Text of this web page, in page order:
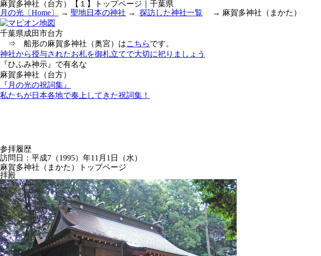
麻賀多神社（台方）【１】トップページ｜千葉県
月の光〔Home〕
→ 聖地日本の神社 → 探訪した神社一覧 → 麻賀多神社（まかた）
千葉県成田市台方
⇒ 船形の麻賀多神社（奥宮）はこちらです。
神社から授与されたお札を御札立てで大切に祀りましょう
『ひふみ神示』で有名な
麻賀多神社（台方）
『月の光の祝詞集』
私たちが日本各地で奏上してきた祝詞集！
参拝履歴
訪問日：平成7（1995）年11月1日（水）
麻賀多神社（まかた）トップページ
拝殿